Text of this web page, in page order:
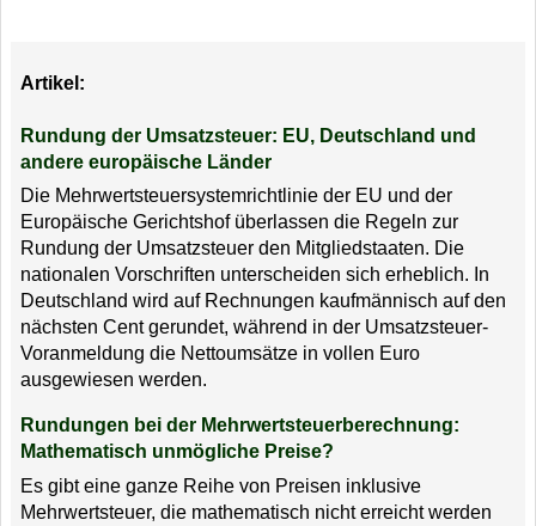
Artikel:
Rundung der Umsatzsteuer: EU, Deutschland und
andere europäische Länder
Die Mehrwertsteuersystemrichtlinie der EU und der
Europäische Gerichtshof überlassen die Regeln zur
Rundung der Umsatzsteuer den Mitgliedstaaten. Die
nationalen Vorschriften unterscheiden sich erheblich. In
Deutschland wird auf Rechnungen kaufmännisch auf den
nächsten Cent gerundet, während in der Umsatzsteuer-
Voranmeldung die Nettoumsätze in vollen Euro
ausgewiesen werden.
Rundungen bei der Mehrwertsteuerberechnung:
Mathematisch unmögliche Preise?
Es gibt eine ganze Reihe von Preisen inklusive
Mehrwertsteuer, die mathematisch nicht erreicht werden